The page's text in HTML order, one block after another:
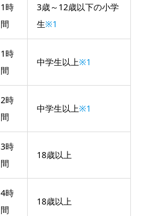
1時
間
3歳～12歳以下の小学
生※1
1時
間
中学生以上※1
2時
間
中学生以上※1
3時
間
18歳以上
4時
間
18歳以上